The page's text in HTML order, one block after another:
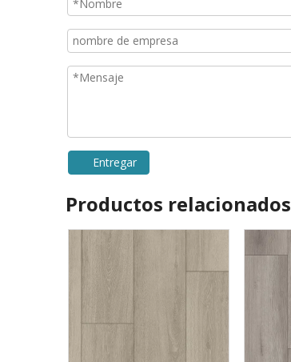
Entregar
Productos relacionados